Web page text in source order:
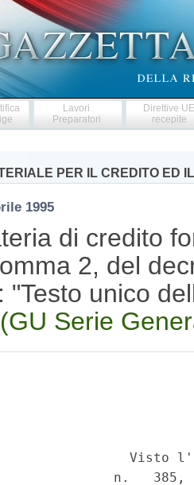
Lavori
Preparatori
Direttive
recepite
PER IL CREDITO ED
1995
di credito
2, del
"Testo unico
(GU Serie